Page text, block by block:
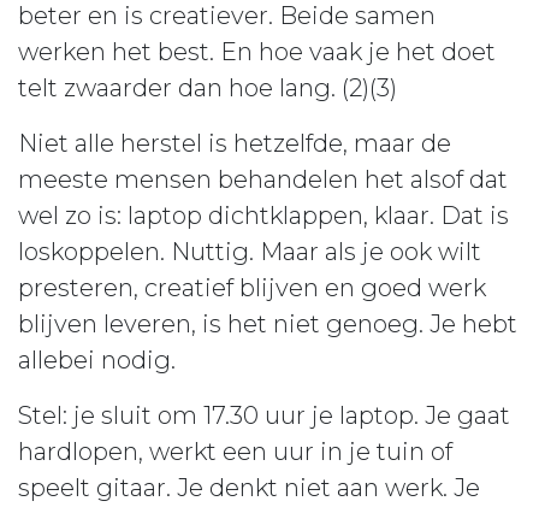
beter en is creatiever. Beide samen
werken het best. En hoe vaak je het doet
telt zwaarder dan hoe lang. (2)(3)
Niet alle herstel is hetzelfde, maar de
meeste mensen behandelen het alsof dat
wel zo is: laptop dichtklappen, klaar. Dat is
loskoppelen. Nuttig. Maar als je ook wilt
presteren, creatief blijven en goed werk
blijven leveren, is het niet genoeg. Je hebt
allebei nodig.
Stel: je sluit om 17.30 uur je laptop. Je gaat
hardlopen, werkt een uur in je tuin of
speelt gitaar. Je denkt niet aan werk. Je